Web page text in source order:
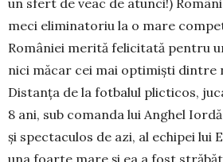
un sfert de veac de atunci!)
meci eliminatoriu la o mare
României merită felicitată pentru
nici măcar cei mai optimiști dintre
Distanța de la fotbalul plicticos,
8 ani, sub comanda lui Anghel
și spectaculos de azi, al echipei lui